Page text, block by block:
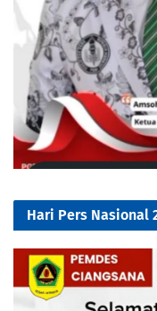
Hari Pers Nasional